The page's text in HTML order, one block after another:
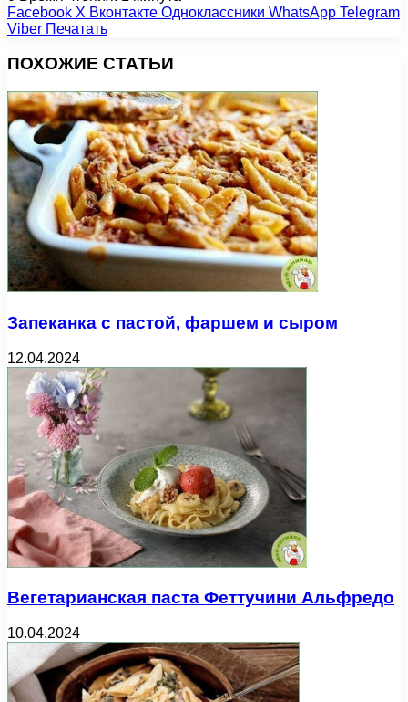
Facebook X Вконтакте Одноклассники WhatsApp Telegram
Viber Печатать
ПОХОЖИЕ СТАТЬИ
Запеканка с пастой, фаршем и сыром
12.04.2024
Вегетарианская паста Феттучини Альфредо
10.04.2024